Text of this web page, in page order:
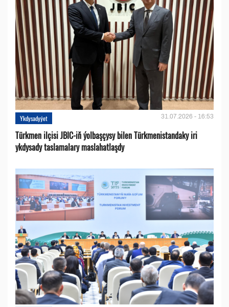
Ykdysadyýet 31.07.2026 - 16:53
Türkmen ilçisi JBIC-iň ýolbaşçysy bilen Türkmenistandaky iri
ykdysady taslamalary maslahatlaşdy